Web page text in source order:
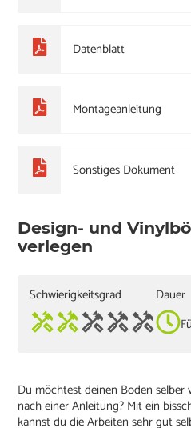
Datenblatt
Montageanleitung
Sonstiges Dokument
Design- und
verlegen
Schwierigkeitsgrad
Dauer
Du möchtest deinen Boden
nach einer Anleitung? Mit ein
kannst du die Arbeiten sehr gut